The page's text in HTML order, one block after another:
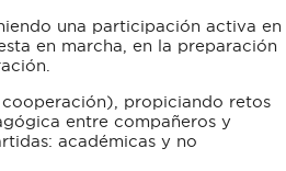
una participación activa en
en marcha, en la preparación
propiciando retos
entre compañeros y
académicas y no